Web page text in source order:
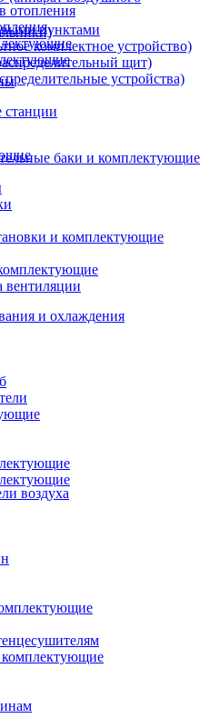
пунктами
комплектное устройство)
щит)
устройства)
станции
отопления
баки и комплектующие
и комплектующие
вентиляции
и охлаждения
воздуха
комплектующие